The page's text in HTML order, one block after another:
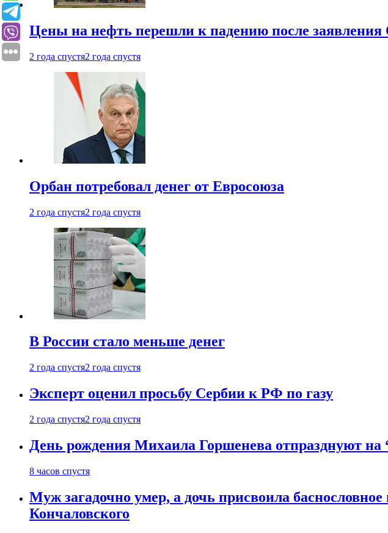
Цены на нефть перешли к падению после
2 года спустя2 года спустя
Орбан потребовал денег от Евросоюза
2 года спустя2 года спустя
В России стало меньше денег
2 года спустя2 года спустя
Эксперт оценил просьбу Сербии к РФ по газу
2 года спустя2 года спустя
День рождения Михаила Горшенева отпразднуют
8 часов спустя
Муж загадочно умер, а дочь присвоила
Кончаловского